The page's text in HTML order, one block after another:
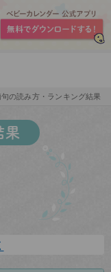
句の読み方・ランキング結果
果